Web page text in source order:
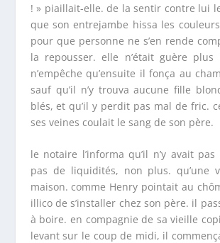
! » piaillait-elle. de la sentir contre lui
que son entrejambe hissa les
pour que personne ne s’en rende
la repousser. elle n’était guère
n’empêche qu’ensuite il fonça au
sauf qu’il n’y trouva aucune fille
blés, et qu’il y perdit pas mal de fric.
ses veines coulait le sang de son père.
le notaire l’informa qu’il n’y avait
pas de liquidités, non plus. qu’une
maison. comme Henry pointait au
illico de s’installer chez son père. il
à boire. en compagnie de sa vieille
levant sur le coup de midi, il